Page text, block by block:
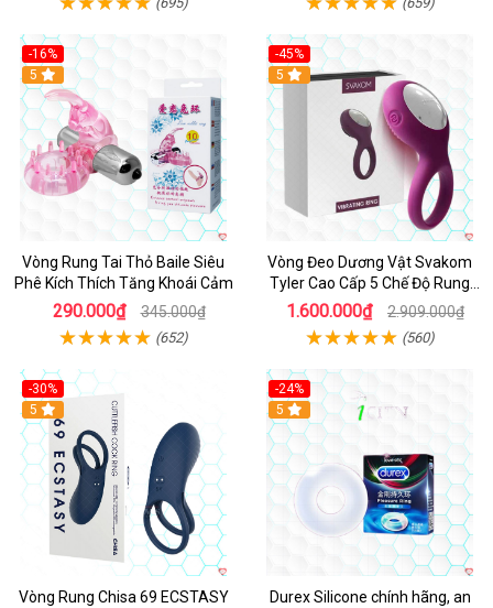
-16%
Hot
5
Vòng Rung Tai Thỏ Baile Siêu
Phê Kích Thích Tăng Khoái Cảm
290.000₫ 345.000₫
(652)
-45%
5
Vòng Đeo Dương Vật Svakom
Tyler Cao Cấp 5 Chế Độ Rung
Mạnh Mẽ Kích Thích Điểm G
1.600.000₫ 2.909.000₫
(560)
-30%
Hot
5
Vòng Rung Chisa 69 ECSTASY
-24%
5
Durex Silicone chính hãng, an